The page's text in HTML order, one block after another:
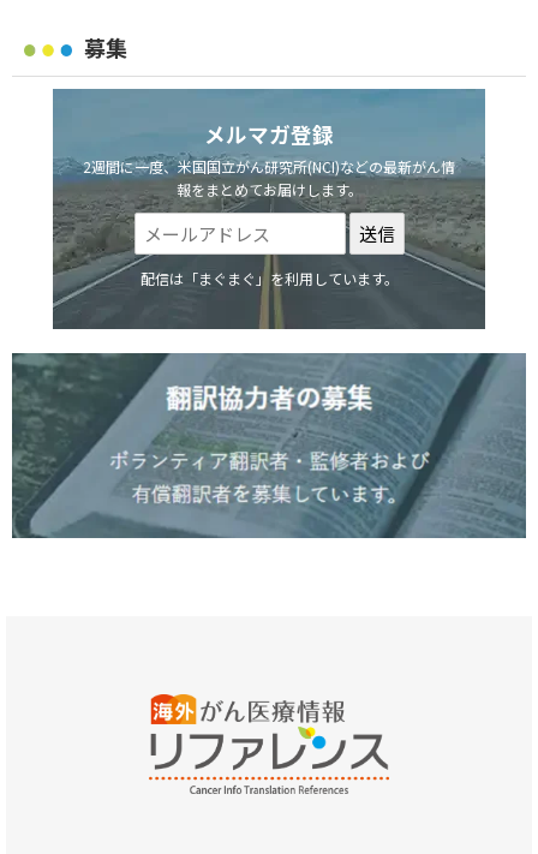
募集
メルマガ登録
2週間に一度、米国国立がん研究所(NCI)などの最新がん情
報をまとめてお届けします。
配信は「まぐまぐ」を利用しています。